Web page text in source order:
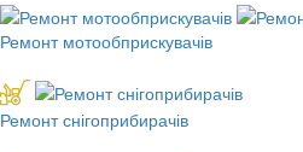
Ремонт мотообприскувачів
Ремонт снігоприбирачів